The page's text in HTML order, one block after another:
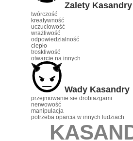
Zalety Kasandry
twórczość
kreatywność
uczuciowość
wrażliwość
odpowiedzialność
ciepło
troskliwość
otwarcie na innych
Wady Kasandry
przejmowanie sie drobiazgami
nerwowość
manipulacja
potrzeba oparcia w innych ludziach